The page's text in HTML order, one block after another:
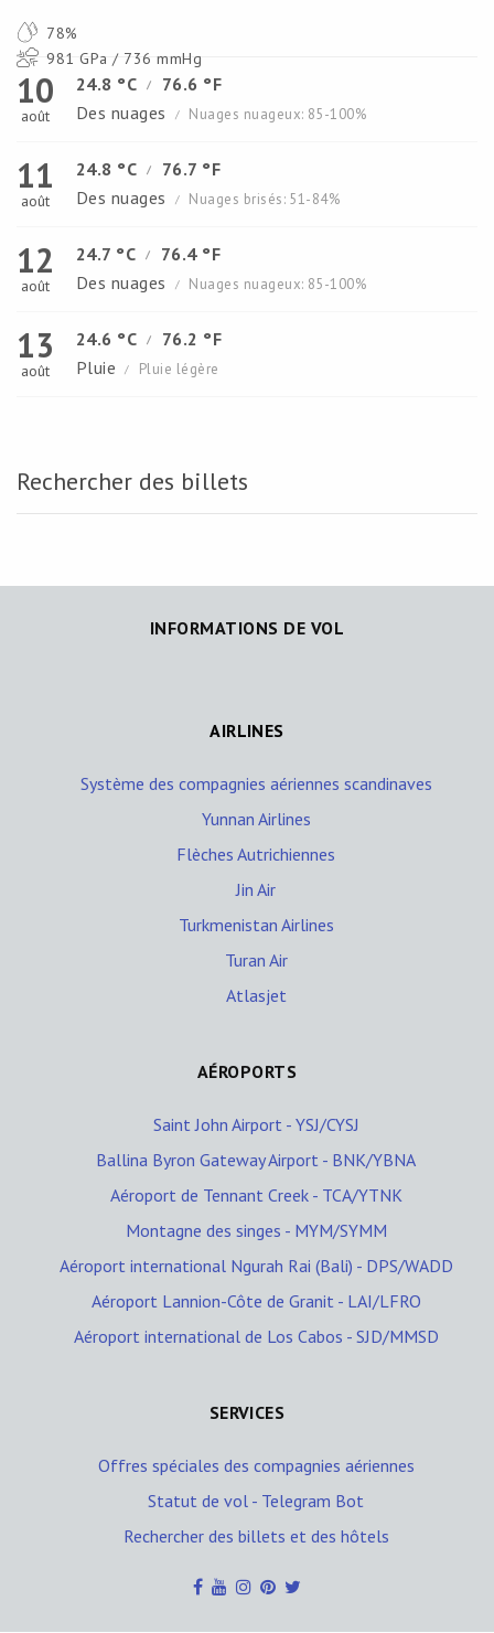
78%
981 GPa / 736 mmHg
10
août
24.8 °C /
76.6 °F
Des nuages
/ Nuages nuageux: 85-100%
11
août
24.8 °C /
76.7 °F
Des nuages
/ Nuages brisés: 51-84%
12
août
24.7 °C /
76.4 °F
Des nuages
/ Nuages nuageux: 85-100%
13
août
24.6 °C /
76.2 °F
Pluie
/ Pluie légère
Rechercher des billets
INFORMATIONS DE VOL
AIRLINES
Système des compagnies aériennes scandinaves
Yunnan Airlines
Flèches Autrichiennes
Jin Air
Turkmenistan Airlines
Turan Air
Atlasjet
AÉROPORTS
Saint John Airport - YSJ/CYSJ
Ballina Byron Gateway Airport - BNK/YBNA
Aéroport de Tennant Creek - TCA/YTNK
Montagne des singes - MYM/SYMM
Aéroport international Ngurah Rai (Bali) - DPS/WADD
Aéroport Lannion-Côte de Granit - LAI/LFRO
Aéroport international de Los Cabos - SJD/MMSD
SERVICES
Offres spéciales des compagnies aériennes
Statut de vol - Telegram Bot
Rechercher des billets et des hôtels